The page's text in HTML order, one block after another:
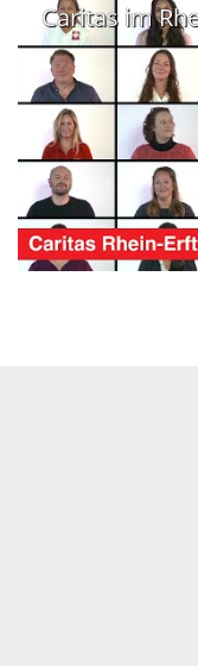
Caritas im